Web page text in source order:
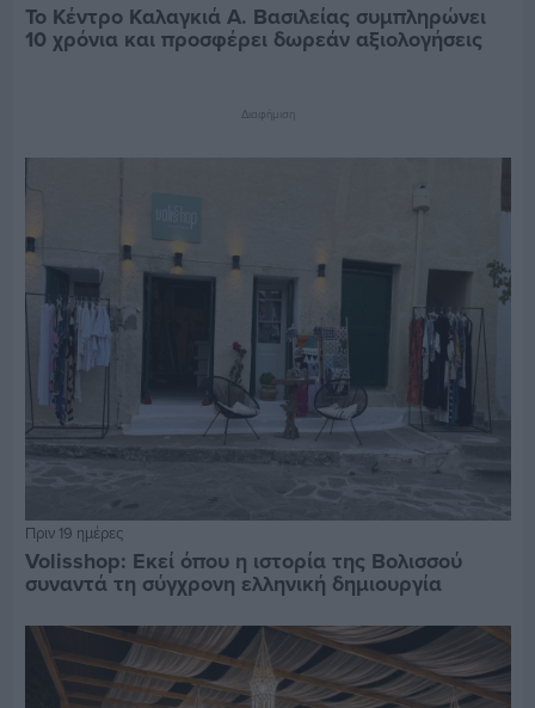
Το Κέντρο Καλαγκιά Α. Βασιλείας συμπληρώνει
10 χρόνια και προσφέρει δωρεάν αξιολογήσεις
Διαφήμιση
Πριν 19 ημέρες
Volisshop: Εκεί όπου η ιστορία της Βολισσού
συναντά τη σύγχρονη ελληνική δημιουργία